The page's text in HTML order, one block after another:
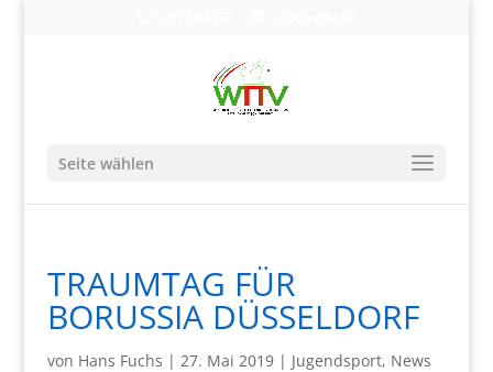
Seite wählen
TRAUMTAG FÜR
BORUSSIA DÜSSELDORF
von Hans Fuchs | 27. Mai 2019| Jugendsport, News